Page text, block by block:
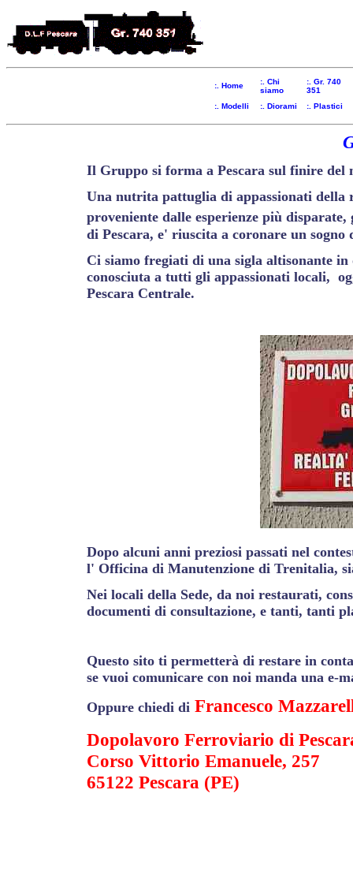
:. Home
:. Chi
siamo
:. Gr. 740
351
:. Modelli
:. Diorami :. Plastici
Il Gruppo si forma a Pescara sul finire del
Una nutrita pattuglia di appassionati
proveniente dalle esperienze più
di Pescara, e' riuscita a coronare un sogno
Ci siamo fregiati di una sigla altisonante
conosciuta a tutti gli appassionati locali,
Pescara Centrale.
Dopo alcuni anni preziosi passati nel
l' Officina di Manutenzione di Trenitalia,
Nei locali della Sede, da noi restaurati,
documenti di consultazione, e tanti, tanti
Questo sito ti permetterà di restare in
se vuoi comunicare con noi manda una e-
Oppure chiedi di Francesco
Dopolavoro Ferroviario di
Corso Vittorio Emanuele, 257
65122 Pescara (PE)